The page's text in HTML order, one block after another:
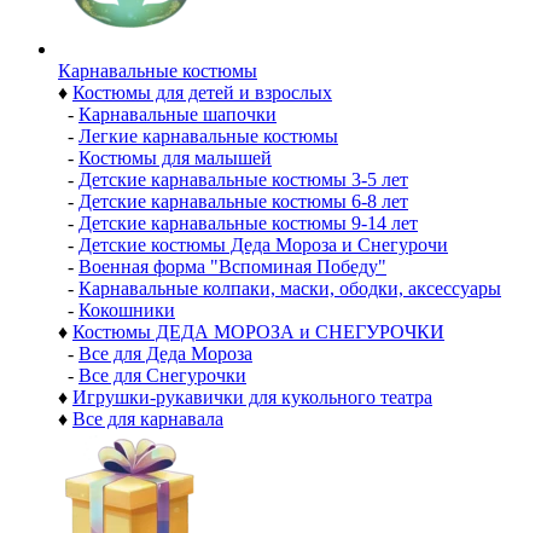
Карнавальные костюмы
♦ Костюмы для детей и взрослых
- Карнавальные шапочки
- Легкие карнавальные костюмы
- Костюмы для малышей
- Детские карнавальные костюмы 3-5 лет
- Детские карнавальные костюмы 6-8 лет
- Детские карнавальные костюмы 9-14 лет
- Детские костюмы Деда Мороза и Снегурочи
- Военная форма "Вспоминая Победу"
- Карнавальные колпаки, маски, ободки, аксессуары
- Кокошники
♦ Костюмы ДЕДА МОРОЗА и СНЕГУРОЧКИ
- Все для Деда Мороза
- Все для Снегурочки
♦ Игрушки-рукавички для кукольного театра
♦ Все для карнавала